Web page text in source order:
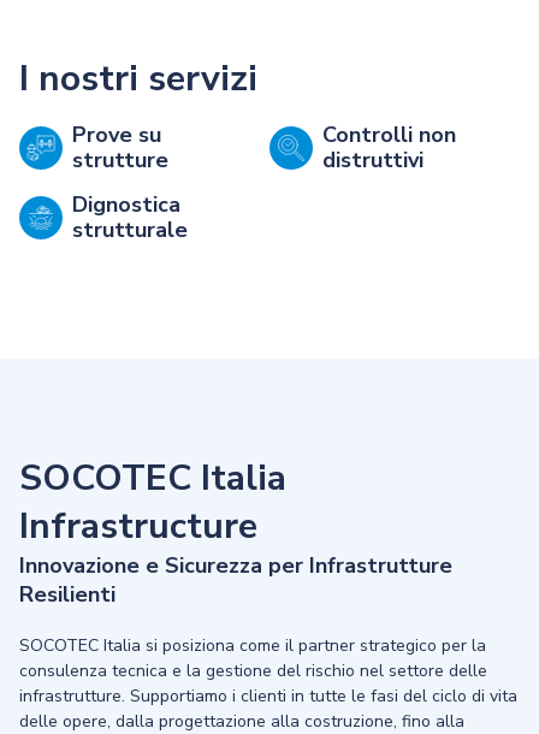
I nostri servizi
Prove su
strutture
Controlli non
distruttivi
Dignostica
strutturale
SOCOTEC Italia
Infrastructure
Innovazione e Sicurezza per Infrastrutture
Resilienti
SOCOTEC Italia si posiziona come il partner strategico per la
consulenza tecnica e la gestione del rischio nel settore delle
infrastrutture. Supportiamo i clienti in tutte le fasi del ciclo di vita
delle opere, dalla progettazione alla costruzione, fino alla